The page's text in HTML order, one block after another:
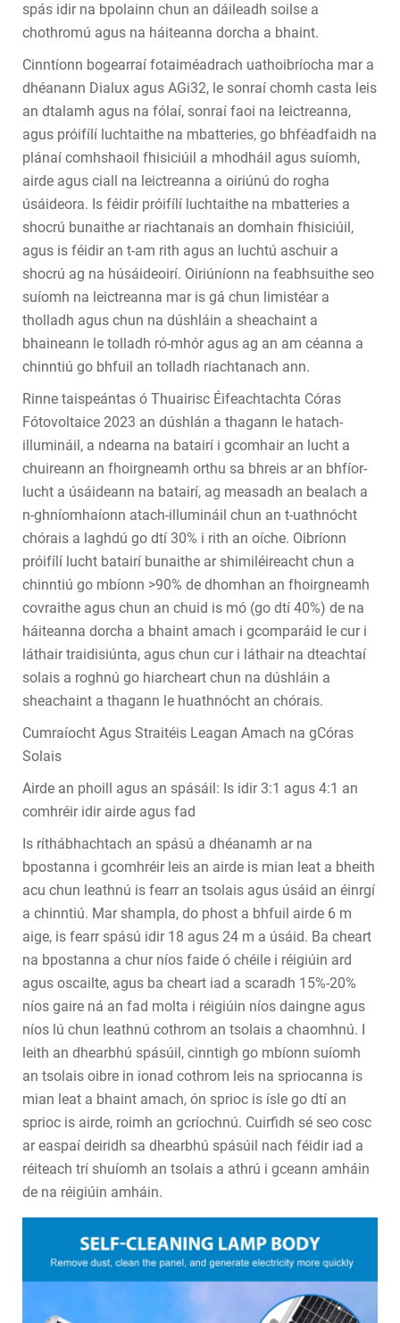
spás idir na bpolainn chun an dáileadh soilse a
chothromú agus na háiteanna dorcha a bhaint.
Cinntíonn bogearraí fotaiméadrach uathoibríocha mar a
dhéanann Dialux agus AGi32, le sonraí chomh casta leis
an dtalamh agus na fólaí, sonraí faoi na leictreanna,
agus próifílí luchtaithe na mbatteries, go bhféadfaidh na
plánaí comhshaoil fhisiciúil a mhodháil agus suíomh,
airde agus ciall na leictreanna a oiriúnú do rogha
úsáideora. Is féidir próifílí luchtaithe na mbatteries a
shocrú bunaithe ar riachtanais an domhain fhisiciúil,
agus is féidir an t-am rith agus an luchtú aschuir a
shocrú ag na húsáideoirí. Oiriúníonn na feabhsuithe seo
suíomh na leictreanna mar is gá chun limistéar a
tholladh agus chun na dúshláin a sheachaint a
bhaineann le tolladh ró-mhór agus ag an am céanna a
chinntiú go bhfuil an tolladh riachtanach ann.
Rinne taispeántas ó Thuairisc Éifeachtachta Córas
Fótovoltaice 2023 an dúshlán a thagann le hatach-
illumináil, a ndearna na batairí i gcomhair an lucht a
chuireann an fhoirgneamh orthu sa bhreis ar an bhfíor-
lucht a úsáideann na batairí, ag measadh an bealach a
n-ghníomhaíonn atach-illumináil chun an t-uathnócht
chórais a laghdú go dtí 30% i rith an oíche. Oibríonn
próifílí lucht batairí bunaithe ar shimiléireacht chun a
chinntiú go mbíonn >90% de dhomhan an fhoirgneamh
covraithe agus chun an chuid is mó (go dtí 40%) de na
háiteanna dorcha a bhaint amach i gcomparáid le cur i
láthair traidisiúnta, agus chun cur i láthair na dteachtaí
solais a roghnú go hiarcheart chun na dúshláin a
sheachaint a thagann le huathnócht an chórais.
Cumraíocht Agus Straitéis Leagan Amach na gCóras
Solais
Airde an phoill agus an spásáil: Is idir 3:1 agus 4:1 an
comhréir idir airde agus fad
Is ríthábhachtach an spású a dhéanamh ar na
bpostanna i gcomhréir leis an airde is mian leat a bheith
acu chun leathnú is fearr an tsolais agus úsáid an éinrgí
a chinntiú. Mar shampla, do phost a bhfuil airde 6 m
aige, is fearr spású idir 18 agus 24 m a úsáid. Ba cheart
na bpostanna a chur níos faide ó chéile i réigiúin ard
agus oscailte, agus ba cheart iad a scaradh 15%-20%
níos gaire ná an fad molta i réigiúin níos daingne agus
níos lú chun leathnú cothrom an tsolais a chaomhnú. I
leith an dhearbhú spásúil, cinntigh go mbíonn suíomh
an tsolais oibre in ionad cothrom leis na spriocanna is
mian leat a bhaint amach, ón sprioc is ísle go dtí an
sprioc is airde, roimh an gcríochnú. Cuirfidh sé seo cosc
ar easpaí deiridh sa dhearbhú spásúil nach féidir iad a
réiteach trí shuíomh an tsolais a athrú i gceann amháin
de na réigiúin amháin.